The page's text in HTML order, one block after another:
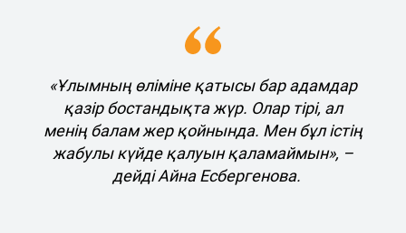
«Ұлымның өліміне қатысы бар адамдар
қазір бостандықта жүр. Олар тірі, ал
менің балам жер қойнында. Мен бұл істің
жабулы күйде қалуын қаламаймын», –
дейді Айна Есбергенова.